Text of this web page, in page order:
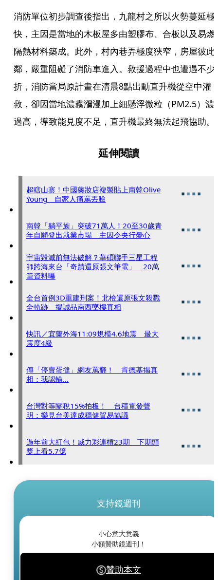
消防單位初步調查後指出，九龍村之所以火勢蔓延極
快，主因是當地的木板屋多由塑膠布、合板以及易燃
隔熱材料築成。此外，村內巷弄極度狹窄，房屋彼此
鄰，嚴重阻礙了消防車進入。救援過程中也遭遇不少
折，消防當局原計畫在清晨8點出動直升機從空中灌
救，卻因當地濃霧瀰漫加上細懸浮微粒（PM2.5）濃
過高，導致能見度不足，直升機最終無法起飛協助。
延伸閱讀
超瞎山寨！中國藥妝店複製貼上南韓Olive
Young 自家人痛罵丟臉
南韓「躺平族」突破71萬人！20至30歲青
年自願登出就業市場 主因令央行憂心
宇宙毀滅前無法破解？華碩聯手三星工程
師跨海來台「奇蹟還原張文筆電」 20萬
筆資料曝
全台首例3D重建刑案！北檢還原張文殺戮
全軌跡 揭誠品南西墜樓真相
快訊／宜蘭外海11:09規模4.6地震 最大
震度4級
傳「停賣蛋撻」網友罵翻！ 肯德基揭真
相：我認輸...
台灣對等關稅15%拍板！ 台積電發聲
明：樂見台美達成穩健貿易協議
過年前大紅包！威力彩連槓23期 下期頭
獎上看5.7億
支持鏡週刊
小心意大意義
小額贊助鏡週刊！
贊助本文